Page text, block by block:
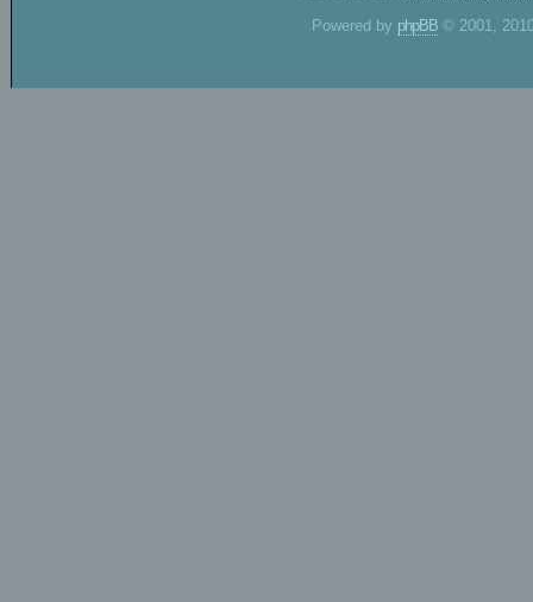
Powered by phpBB © 2001,